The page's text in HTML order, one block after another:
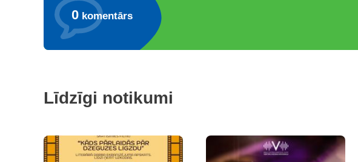
0 komentārs
Līdzīgi notikumi